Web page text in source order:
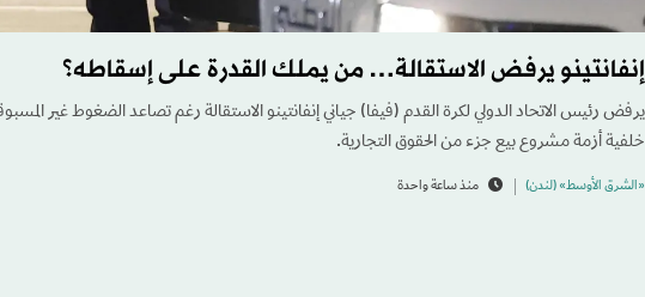
إنفانتينو يرفض الاستقالة… من يملك القدرة على إسقاطه؟
يرفض رئيس الاتحاد الدولي لكرة القدم (فيفا) جياني إنفانتينو الاستقالة رغم تصاعد الضغوط غير
خلفية أزمة مشروع بيع جزء من الحقوق التجارية.
«الشرق الأوسط» (لندن) منذ ساعة واحدة